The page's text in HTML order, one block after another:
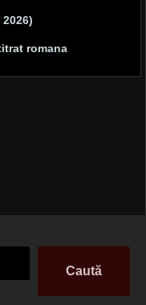
romana
Caută